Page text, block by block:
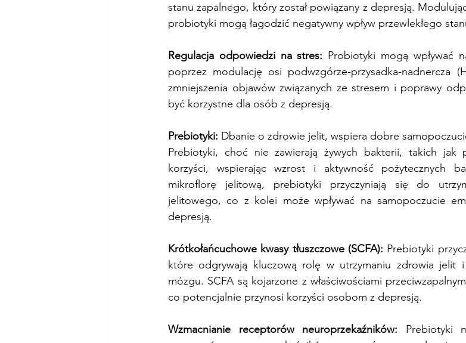
stanu zapalnego, który został powiązany z depresją.
probiotyki mogą łagodzić negatywny wpływ przewlekłego
Regulacja odpowiedzi na stres: Probiotyki mogą wpływać
poprzez modulację osi podwzgórze-przysadka-nadnercza
zmniejszenia objawów związanych ze stresem i poprawy
być korzystne dla osób z depresją.
Prebiotyki: Dbanie o zdrowie jelit, wspiera dobre
Prebiotyki, choć nie zawierają żywych bakterii, takich jak
korzyści, wspierając wzrost i aktywność pożytecznych
mikroflorę jelitową, prebiotyki przyczyniają się do
jelitowego, co z kolei może wpływać na samopoczucie
depresją.
Krótkołańcuchowe kwasy tłuszczowe (SCFA): Prebiotyki
które odgrywają kluczową rolę w utrzymaniu zdrowia jelit i
mózgu. SCFA są kojarzone z właściwościami
co potencjalnie przynosi korzyści osobom z depresją.
Wzmacnianie receptorów neuroprzekaźników: Prebiotyki